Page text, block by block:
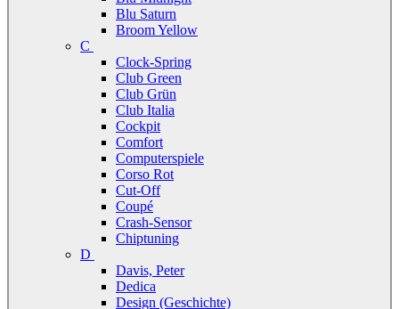
Blu Saturn
Broom Yellow
C
Clock-Spring
Club Green
Club Grün
Club Italia
Cockpit
Comfort
Computerspiele
Corso Rot
Cut-Off
Coupé
Crash-Sensor
Chiptuning
D
Davis, Peter
Dedica
Design (Geschichte)